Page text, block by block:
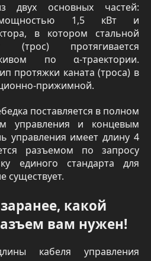
двух основных частей:
мощностью 1,5 кВт и
в котором стальной
(трос) протягивается
по α-траектории.
протяжки каната (троса) в
прижимной.
поставляется в полном
управления и концевым
управления имеет длину 4
разъемом по запросу
единого стандарта для
существует.
какой
вам нужен!
кабеля управления